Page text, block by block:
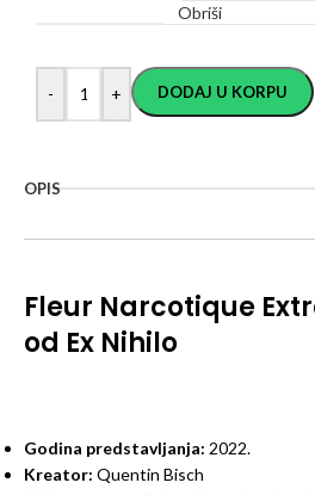
Obriši
- + DODAJ U KORPU
OPIS
Fleur Narcotique
od Ex Nihilo
Godina predstavljanja: 2022.
Kreator: Quentin Bisch